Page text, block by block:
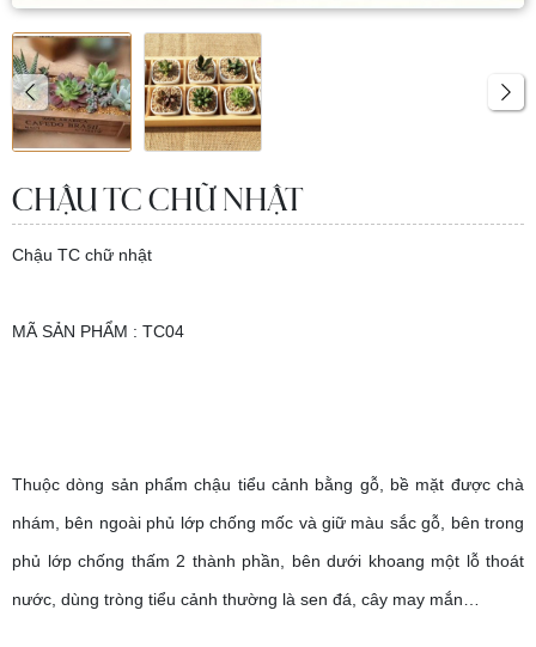
CHẬU TC CHỮ NHẬT
Chậu TC chữ nhật
MÃ SẢN PHẨM : TC04
Thuộc dòng sản phẩm chậu tiểu cảnh bằng gỗ, bề mặt được chà
nhám, bên ngoài phủ lớp chống mốc và giữ màu sắc gỗ, bên trong
phủ lớp chống thấm 2 thành phần, bên dưới khoang một lỗ thoát
nước, dùng tròng tiểu cảnh thường là sen đá, cây may mắn…